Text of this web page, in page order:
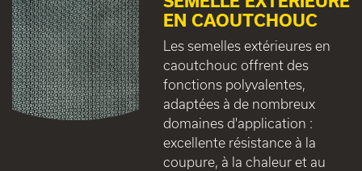
EN CAOUTCHOUC
Les semelles extérieures en
caoutchouc offrent des
fonctions polyvalentes,
adaptées à de nombreux
domaines d'application :
excellente résistance à la
coupure, à la chaleur et au